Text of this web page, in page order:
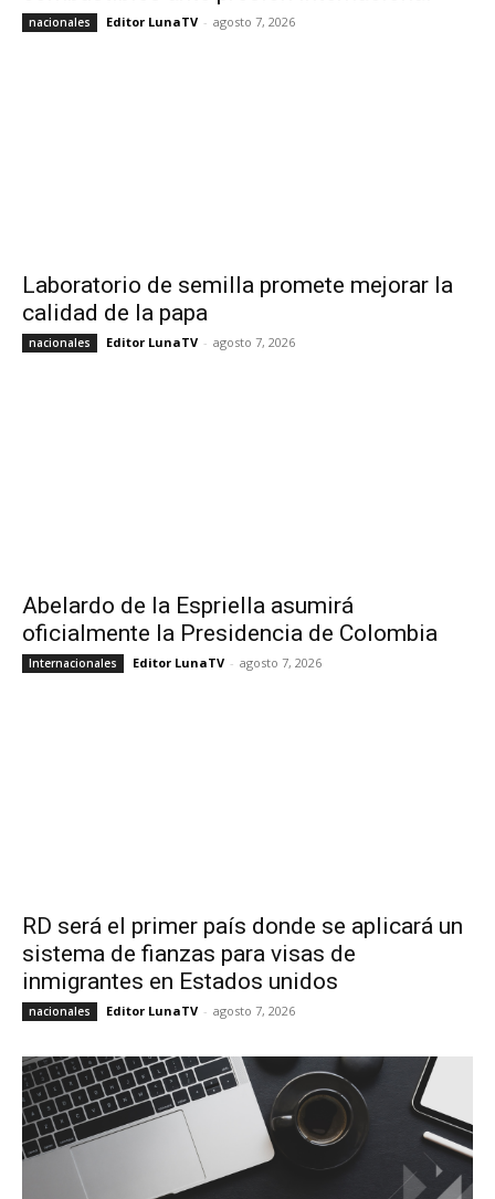
nacionales Editor LunaTV - agosto 7, 2026
Laboratorio de semilla promete mejorar la
calidad de la papa
nacionales Editor LunaTV - agosto 7, 2026
Abelardo de la Espriella asumirá
oficialmente la Presidencia de Colombia
Internacionales Editor LunaTV - agosto 7, 2026
RD será el primer país donde se aplicará un
sistema de fianzas para visas de
inmigrantes en Estados unidos
nacionales Editor LunaTV - agosto 7, 2026